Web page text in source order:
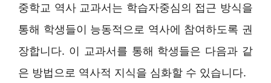
중학교 역사 교과서는 학습자중심의 접근 방식을
통해 학생들이 능동적으로 역사에 참여하도록 권
장합니다. 이 교과서를 통해 학생들은 다음과 같
은 방법으로 역사적 지식을 심화할 수 있습니다.